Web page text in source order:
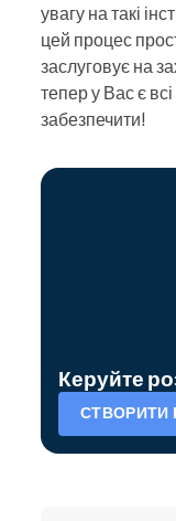
увагу на такі
цей процес
заслуговує на
тепер у Вас є
забезпечити!
Керуйте
СТВОРИТИ